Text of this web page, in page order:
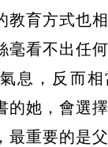
教育方式也
毫看不出任
息，反而
的她，會選
最重要的是